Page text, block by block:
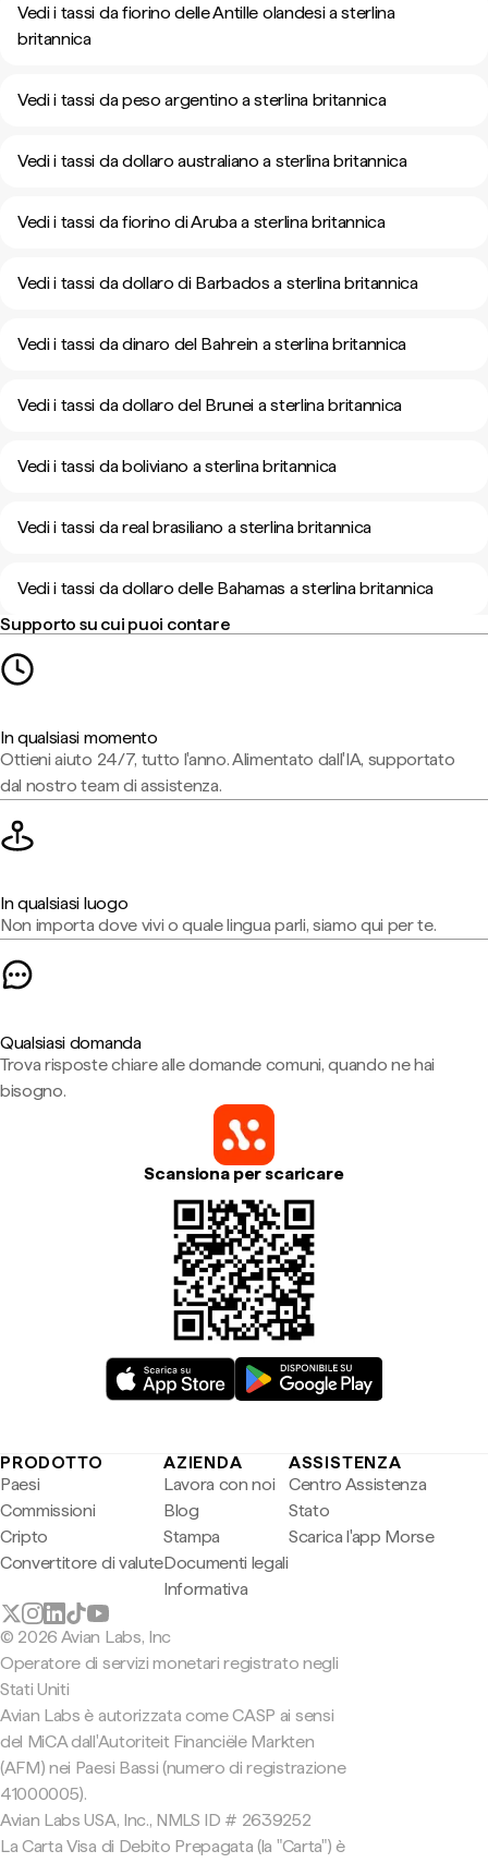
Vedi i tassi da fiorino delle Antille olandesi a sterlina
britannica
Vedi i tassi da peso argentino a sterlina britannica
Vedi i tassi da dollaro australiano a sterlina britannica
Vedi i tassi da fiorino di Aruba a sterlina britannica
Vedi i tassi da dollaro di Barbados a sterlina britannica
Vedi i tassi da dinaro del Bahrein a sterlina britannica
Vedi i tassi da dollaro del Brunei a sterlina britannica
Vedi i tassi da boliviano a sterlina britannica
Vedi i tassi da real brasiliano a sterlina britannica
Vedi i tassi da dollaro delle Bahamas a sterlina britannica
Supporto su cui puoi contare
In qualsiasi momento
Ottieni aiuto 24/7, tutto l'anno. Alimentato dall'IA, supportato
dal nostro team di assistenza.
In qualsiasi luogo
Non importa dove vivi o quale lingua parli, siamo qui per te.
Qualsiasi domanda
Trova risposte chiare alle domande comuni, quando ne hai
bisogno.
Scansiona per scaricare
PRODOTTO
Paesi
Commissioni
Cripto
Convertitore di valute
AZIENDA
Lavora con noi
Blog
Stampa
Documenti legali
Informativa
ASSISTENZA
Centro Assistenza
Stato
Scarica l'app Morse
© 2026 Avian Labs, Inc
Operatore di servizi monetari registrato negli
Stati Uniti
Avian Labs è autorizzata come CASP ai sensi
del MiCA dall'Autoriteit Financiële Markten
(AFM) nei Paesi Bassi (numero di registrazione
41000005).
Avian Labs USA, Inc., NMLS ID # 2639252
La Carta Visa di Debito Prepagata (la "Carta") è